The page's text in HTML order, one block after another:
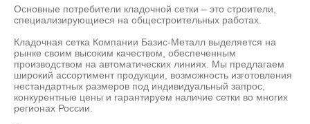
Основные потребители кладочной сетки – это строители,
специализирующиеся на общестроительных работах.
Кладочная сетка Компании Базис-Металл выделяется на
рынке своим высоким качеством, обеспеченным
производством на автоматических линиях. Мы предлагаем
широкий ассортимент продукции, возможность изготовления
нестандартных размеров под индивидуальный запрос,
конкурентные цены и гарантируем наличие сетки во многих
регионах России.